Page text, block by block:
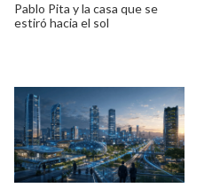
Pablo Pita y la casa que se
estiró hacia el sol